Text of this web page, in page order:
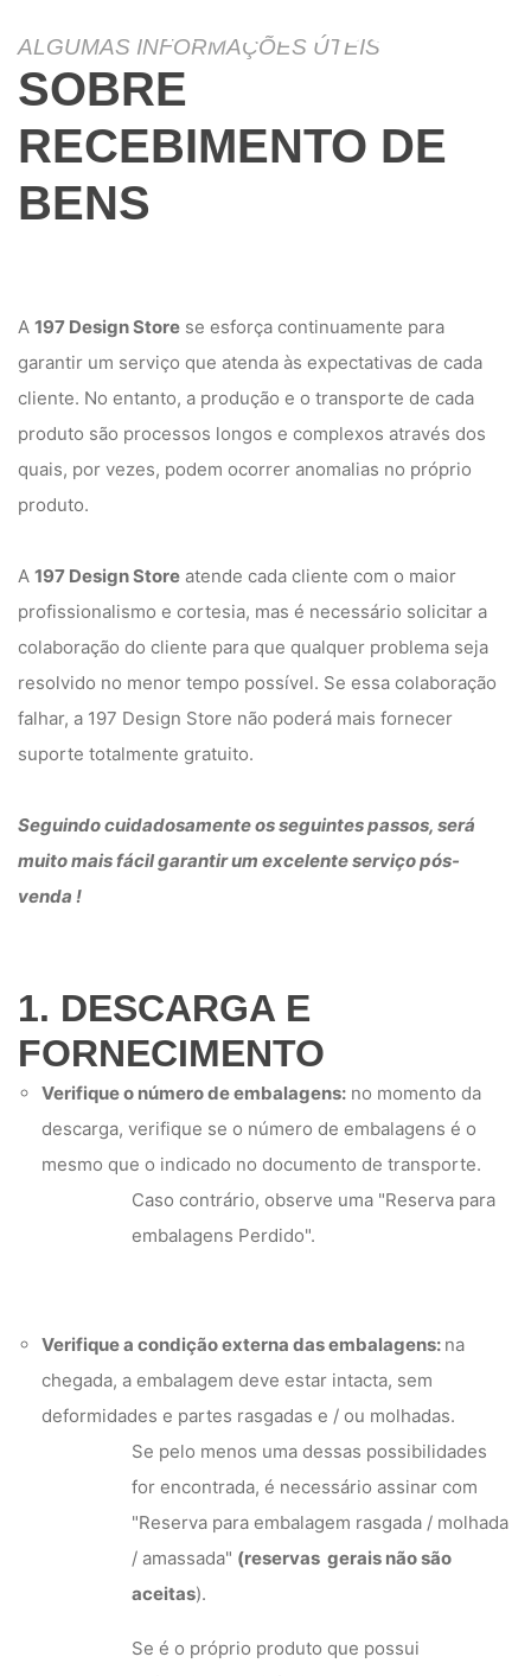
PRODUTOS
ALGUMAS INFORMAÇÕES ÚTEIS
SOBRE
RECEBIMENTO DE
BENS
A 197 Design Store se esforça continuamente para
garantir um serviço que atenda às expectativas de cada
cliente. No entanto, a produção e o transporte de cada
produto são processos longos e complexos através dos
quais, por vezes, podem ocorrer anomalias no próprio
produto.
A 197 Design Store atende cada cliente com o maior
profissionalismo e cortesia, mas é necessário solicitar a
colaboração do cliente para que qualquer problema seja
resolvido no menor tempo possível. Se essa colaboração
falhar, a 197 Design Store não poderá mais fornecer
suporte totalmente gratuito.
Seguindo cuidadosamente os seguintes passos, será
muito mais fácil garantir um excelente serviço pós-
venda !
1. DESCARGA E
FORNECIMENTO
Verifique o número de embalagens: no momento da
descarga, verifique se o número de embalagens é o
mesmo que o indicado no documento de transporte.
Caso contrário, observe uma "Reserva para
embalagens Perdido".
Verifique a condição externa das embalagens: na
chegada, a embalagem deve estar intacta, sem
deformidades e partes rasgadas e / ou molhadas.
Se pelo menos uma dessas possibilidades
for encontrada, é necessário assinar com
"Reserva para embalagem rasgada / molhada
/ amassada" (reservas gerais não são
aceitas).
Se é o próprio produto que possui